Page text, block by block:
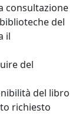
consultazione
del
il
del
del libro
richiesto